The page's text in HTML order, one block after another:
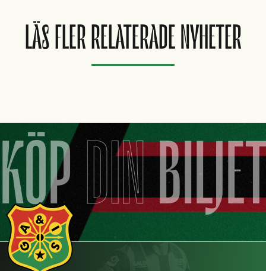
LÄS FLER RELATERADE NYHETER
KÖPDIN